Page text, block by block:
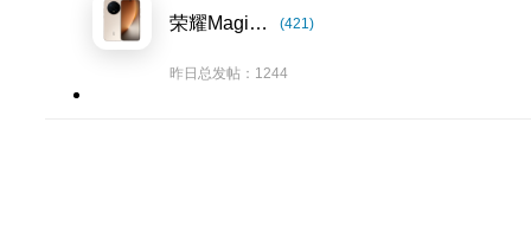
荣耀Magic8系列 (421)
昨日总发帖：1244